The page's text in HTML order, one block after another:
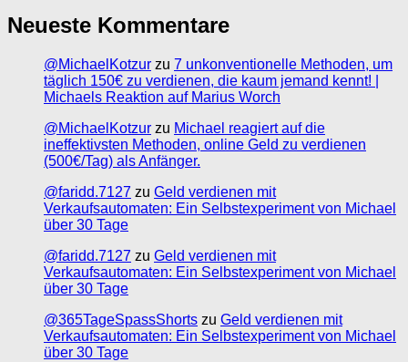
Neueste Kommentare
@MichaelKotzur zu 7 unkonventionelle Methoden, um
täglich 150€ zu verdienen, die kaum jemand kennt! |
Michaels Reaktion auf Marius Worch
@MichaelKotzur zu Michael reagiert auf die
ineffektivsten Methoden, online Geld zu verdienen
(500€/Tag) als Anfänger.
@faridd.7127 zu Geld verdienen mit
Verkaufsautomaten: Ein Selbstexperiment von Michael
über 30 Tage
@faridd.7127 zu Geld verdienen mit
Verkaufsautomaten: Ein Selbstexperiment von Michael
über 30 Tage
@365TageSpassShorts zu Geld verdienen mit
Verkaufsautomaten: Ein Selbstexperiment von Michael
über 30 Tage